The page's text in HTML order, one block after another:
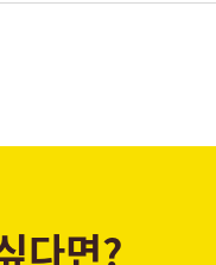
다면?